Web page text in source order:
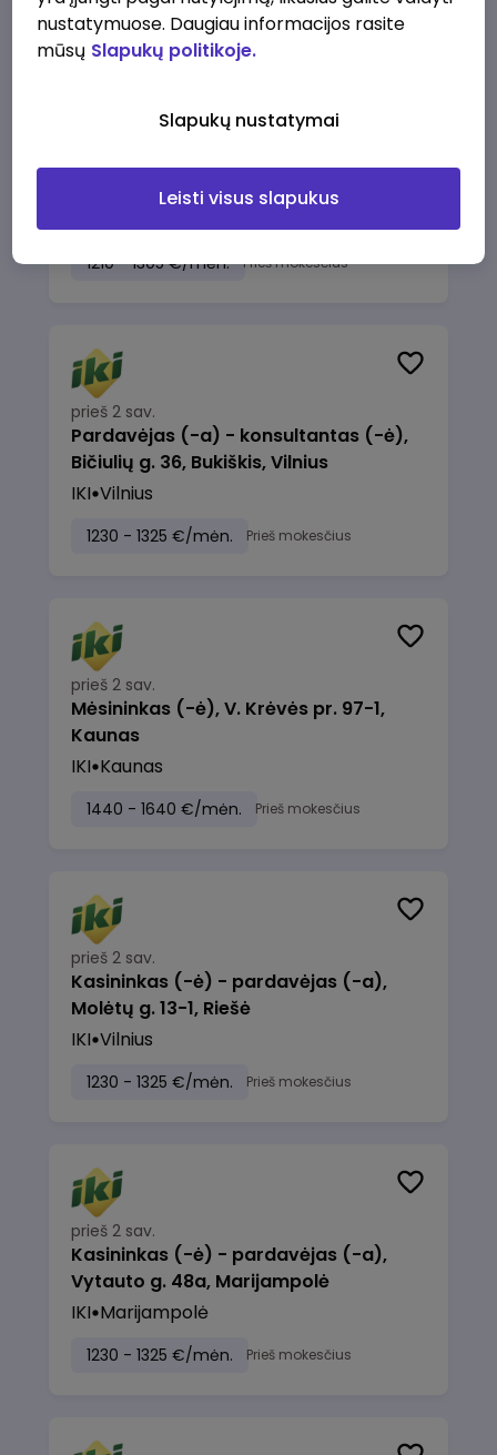
Taromato operatorius (-ė), Naujai
atidaromai parduotuvei Panevėžyje
1210 - 1305 €/mėn. Prieš mokesčius
prieš 2 sav.
Pardavėjas (-a) - konsultantas (-ė),
Bičiulių g. 36, Bukiškis, Vilnius
IKI Vilnius
1230 - 1325 €/mėn. Prieš mokesčius
prieš 2 sav.
Mėsininkas (-ė), V. Krėvės pr. 97-1,
Kaunas
IKI Kaunas
1440 - 1640 €/mėn. Prieš mokesčius
prieš 2 sav.
Kasininkas (-ė) - pardavėjas (-a),
Molėtų g. 13-1, Riešė
IKI Vilnius
1230 - 1325 €/mėn. Prieš mokesčius
prieš 2 sav.
Kasininkas (-ė) - pardavėjas (-a),
Vytauto g. 48a, Marijampolė
IKI Marijampolė
1230 - 1325 €/mėn. Prieš mokesčius
nustatymuose. Daugiau informacijos rasite
mūsų Slapukų politikoje.
Slapukų nustatymai
Leisti visus slapukus